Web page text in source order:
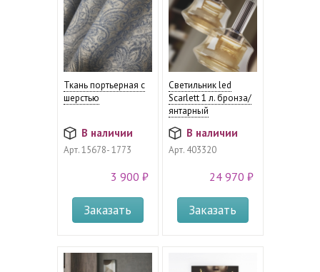
Ткань портьерная с
шерстью
В наличии
Арт.15678- 1773
3 900 ₽
Заказать
Светильник led
Scarlett 1 л. бронза/
янтарный
В наличии
Арт.403320
24 970 ₽
Заказать